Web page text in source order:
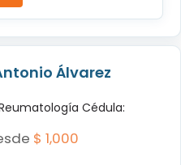
Álvarez
Cédula:
$ 1,000